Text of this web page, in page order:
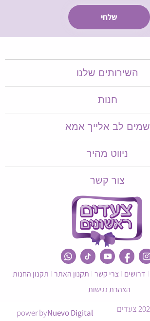
השירותים שלנו
חנות
שמים לב אלייך אמא​​
ניווט מהיר
צור קשר
דרושים צרי קשר תקנון האתר תקנון החנות
הצהרת נגישות
כל הזכויות שמורות © 2022 צעדים power byNuevo Digital